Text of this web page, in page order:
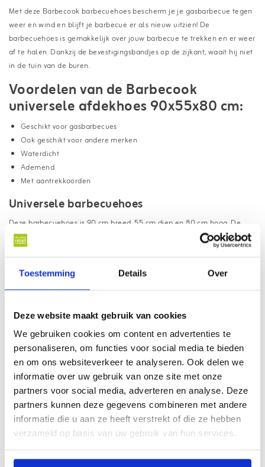
Toestemming Details Over
Deze website maakt gebruik van cookies
We gebruiken cookies om content en advertenties te
personaliseren, om functies voor social media te bieden
en om ons websiteverkeer te analyseren. Ook delen we
informatie over uw gebruik van onze site met onze
partners voor social media, adverteren en analyse. Deze
partners kunnen deze gegevens combineren met andere
informatie die u aan ze heeft verstrekt of die ze hebben
verzameld op basis van uw gebruik van hun services.
Met deze Barbecook barbecuehoes bescherm je je gasbarbecue tegen
weer en wind en blijft je barbecue er als nieuw uitzien! De
barbecuehoes is gemakkelijk over jouw barbecue te trekken en er weer
af te halen. Dankzij de bevestigingsbandjes op de zijkant, waait hij niet
in de tuin van de buren.
Voordelen van de Barbecook
universele afdekhoes 90x55x80 cm:
Geschikt voor gasbarbecues
Ook geschikt voor andere merken
Waterdicht
Ademend
Met aantrekkoorden
Universele barbecuehoes
Deze barbecuehoes is 90 cm breed, 55 cm diep en 80 cm hoog. De
barbecuehoes past op de volgende gasbarbecues van Barbecook:
Alexia 5011/5111
gasbarbecues met dezelfde afmetingen!
Waterdicht en ademend
Om je barbecue te beschermen tegen allerlei weersomstandigheden,
is een beschermhoes een absolute must. Het is dan ook de perfecte
oplossing voor als je geen plaats hebt om je barbecue binnen te
zetten. Deze barbecuehoes is waterafstotend en ook ademend. Dit
voorkomt dat jouw mooie gasbarbecue zou gaan roesten.
Met de Barbecook barbecuehoes blijft je barbecue er als nieuw uitzien!
Specificaties, inhoud en afmetingen: